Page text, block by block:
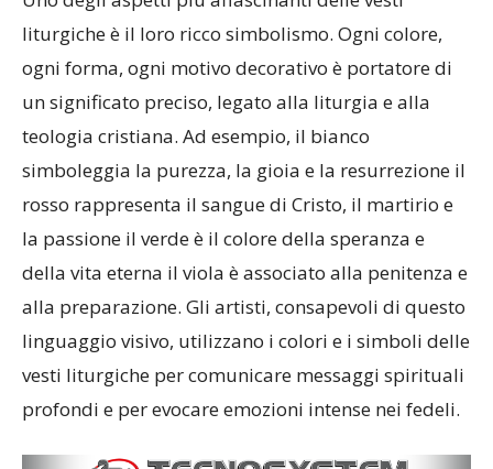
liturgiche è il loro ricco simbolismo. Ogni colore,
ogni forma, ogni motivo decorativo è portatore di
un significato preciso, legato alla liturgia e alla
teologia cristiana. Ad esempio, il bianco
simboleggia la purezza, la gioia e la resurrezione il
rosso rappresenta il sangue di Cristo, il martirio e
la passione il verde è il colore della speranza e
della vita eterna il viola è associato alla penitenza e
alla preparazione. Gli artisti, consapevoli di questo
linguaggio visivo, utilizzano i colori e i simboli delle
vesti liturgiche per comunicare messaggi spirituali
profondi e per evocare emozioni intense nei fedeli.